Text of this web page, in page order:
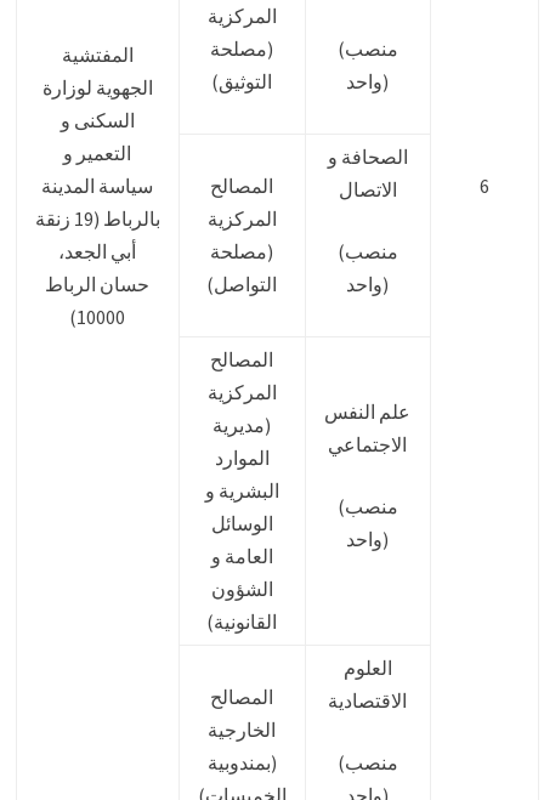
المفتشية
الجهوية لوزارة
السكنى و
التعمير و
سياسة المدينة
بالرباط (19 زنقة
أبي الجعد،
حسان الرباط
10000)
6
المركزية
(مصلحة
التوثيق)
(منصب
واحد)
المصالح
المركزية
(مصلحة
التواصل)
الصحافة و
الاتصال
(منصب
واحد)
المصالح
المركزية
(مديرية
الموارد
البشرية و
الوسائل
العامة و
الشؤون
القانونية)
علم النفس
الاجتماعي
(منصب
واحد)
المصالح
الخارجية
(بمندوبية
الخميسات)
العلوم
الاقتصادية
(منصب
واحد)